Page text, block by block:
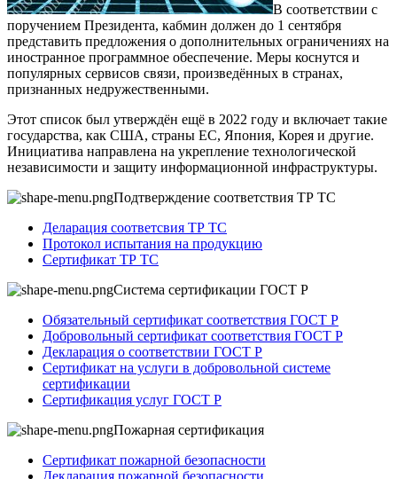
В соответствии с
поручением Президента, кабмин должен до 1 сентября
представить предложения о дополнительных ограничениях на
иностранное программное обеспечение. Меры коснутся и
популярных сервисов связи, произведённых в странах,
признанных недружественными.
Этот список был утверждён ещё в 2022 году и включает такие
государства, как США, страны ЕС, Япония, Корея и другие.
Инициатива направлена на укрепление технологической
независимости и защиту информационной инфраструктуры.
Подтверждение соответствия ТР ТС
Деларация соответсвия ТР ТС
Протокол испытания на продукцию
Сертификат ТР ТС
Система сертификации ГОСТ Р
Обязательный сертификат соответствия ГОСТ Р
Добровольный сертификат соответствия ГОСТ Р
Декларация о соответствии ГОСТ Р
Сертификат на услуги в добровольной системе
сертификации
Сертификация услуг ГОСТ Р
Пожарная сертификация
Сертификат пожарной безопасности
Декларация пожарной безопасности